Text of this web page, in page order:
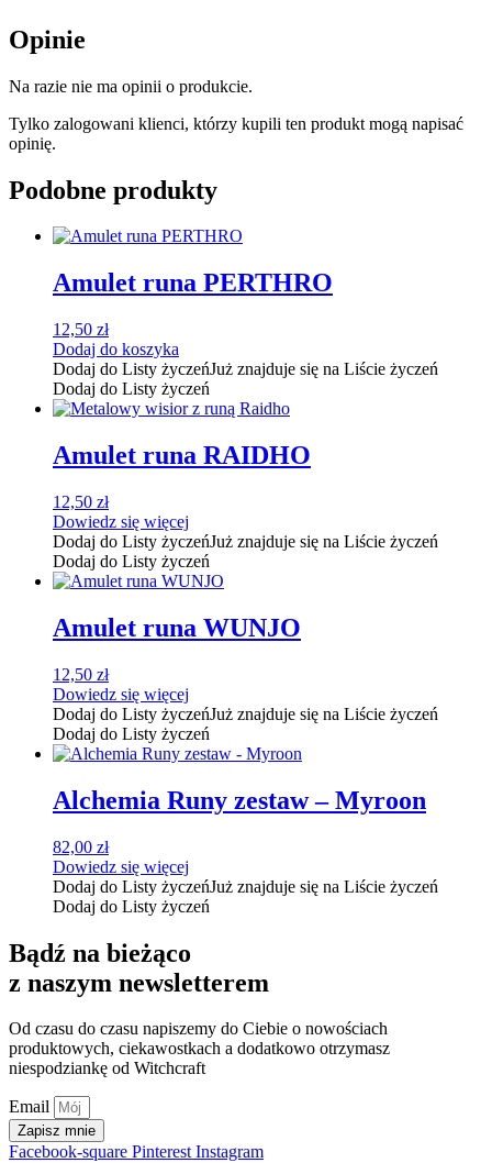
Opinie
Na razie nie ma opinii o produkcie.
Tylko zalogowani klienci, którzy kupili ten produkt mogą napisać
opinię.
Podobne produkty
Amulet runa PERTHRO
12,50 zł
Dodaj do koszyka
Dodaj do Listy życzeńJuż znajduje się na Liście życzeń
Dodaj do Listy życzeń
Amulet runa RAIDHO
12,50 zł
Dowiedz się więcej
Dodaj do Listy życzeńJuż znajduje się na Liście życzeń
Dodaj do Listy życzeń
Amulet runa WUNJO
12,50 zł
Dowiedz się więcej
Dodaj do Listy życzeńJuż znajduje się na Liście życzeń
Dodaj do Listy życzeń
Alchemia Runy zestaw – Myroon
82,00 zł
Dowiedz się więcej
Dodaj do Listy życzeńJuż znajduje się na Liście życzeń
Dodaj do Listy życzeń
Bądź na bieżąco
z naszym newsletterem
Od czasu do czasu napiszemy do Ciebie o nowościach
produktowych, ciekawostkach a dodatkowo otrzymasz
niespodziankę od Witchcraft
Email
Zapisz mnie
Facebook-square Pinterest Instagram